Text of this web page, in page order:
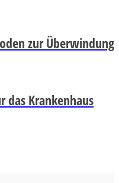
zur Überwindung
das Krankenhaus